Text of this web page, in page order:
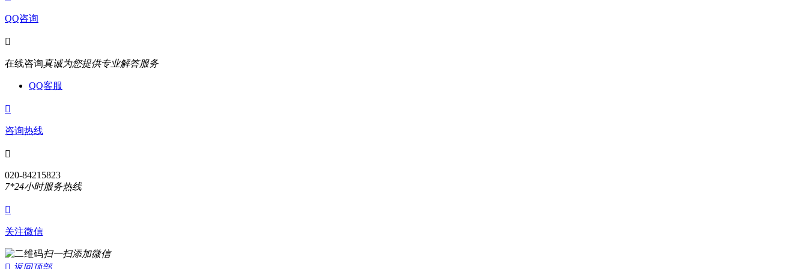
QQ咨询

在线咨询真诚为您提供专业解答服务
QQ客服

咨询热线

020-84215823
7*24小时服务热线

关注微信
扫一扫添加微信